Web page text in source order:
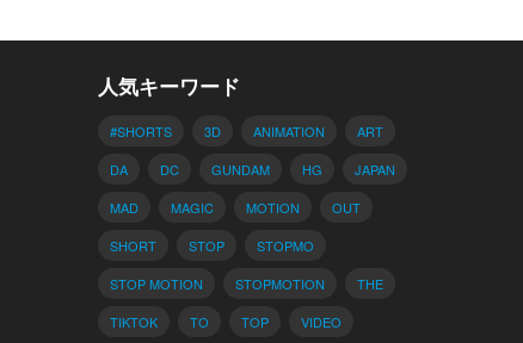
人気キーワード
#SHORTS 3D ANIMATION
ART
DA
DC GUNDAM HG
JAPAN
MAD
MAGIC MOTION
OUT
SHORT
STOP
STOPMO
STOP MOTION
STOPMOTION
THE
TIKTOK
TO TOP VIDEO